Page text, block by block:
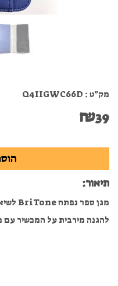
מק"ט : Q4IIGWC66D
₪39
תיאור:
להגנה מירבית על המכשיר